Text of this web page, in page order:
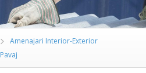
Amenajari Interior-Exterior
Pavaj